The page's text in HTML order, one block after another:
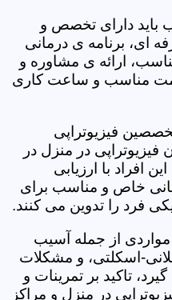
باید دارای تخصص و
ای، برنامه ی درمانی
ارائه ی مشاوره و
مناسب و ساعت کاری
فیزیوتراپی
در منزل در
افراد با ارزیابی
خاص و مناسب برای
فرد را تدوین می کنند.
از جمله آسیب
اسکلتی، و مشکلات
تاکید بر تمرینات و
در منزل و مراکز